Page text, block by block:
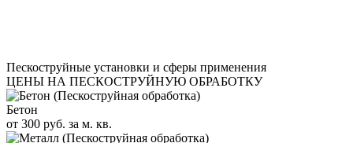
Пескоструйные установки и сферы применения
ЦЕНЫ НА ПЕСКОСТРУЙНУЮ ОБРАБОТКУ
Бетон
от 300 руб. за м. кв.